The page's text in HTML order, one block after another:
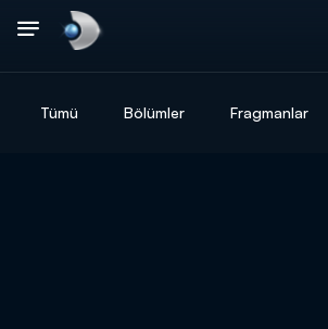
Tümü Bölümler Fragmanlar